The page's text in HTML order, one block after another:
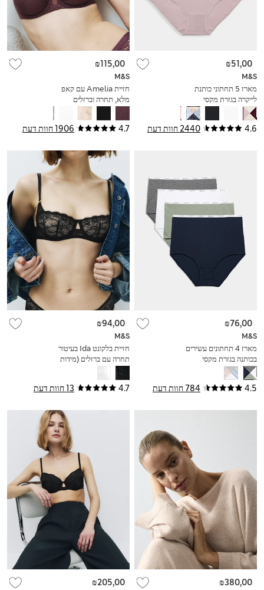
4.6 2440 חוות דעת
M&S
מארז 5 תחתוני כותנת
לייקרה בגזרת מקסי
₪51,00
4.7 1906 חוות דעת
M&S
חזיית Amelia עם קאפ
מלא, תחרה וברזלים
(מידות A‏-E)
₪115,00
4.5 784 חוות דעת
M&S
מארז 4 תחתונים עשירים
בכותנה בגזרת מקסי
₪76,00
4.7 13 חוות דעת
M&S
חזיית בלקונט Ida בעיטור
תחרה עם ברזלים (מידות
A-E)
₪94,00
₪380,00
₪205,00